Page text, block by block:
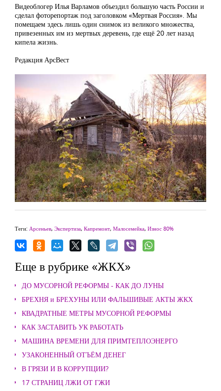
Видеоблогер Илья Варламов объездил большую часть России и
сделал фоторепортаж под заголовком «Мертвая Россия». Мы
помещаем здесь лишь один снимок из великого множества,
привезенных им из мертвых деревень, где ещё 20 лет назад
кипела жизнь.
Редакция АрсВест
Теги: Арсеньев, Экспертиза, Капремонт, Малосемейка, Износ 80%
Еще в рубрике «ЖКХ»
ДО МУСОРНОЙ РЕФОРМЫ - КАК ДО ЛУНЫ
БРЕХНЯ и БРЕХУНЫ ИЛИ ФАЛЬШИВЫЕ АКТЫ ЖКХ
КВАДРАТНЫЕ МЕТРЫ МУСОРНОЙ РЕФОРМЫ
КАК ЗАСТАВИТЬ УК РАБОТАТЬ
МАШИНА ВРЕМЕНИ ДЛЯ ПРИМТЕПЛОЭНЕРГО
УЗАКОНЕННЫЙ ОТЪЁМ ДЕНЕГ
В ГРЯЗИ И В КОРРУПЦИИ?
17 СТРАНИЦ ЛЖИ ОТ ГЖИ